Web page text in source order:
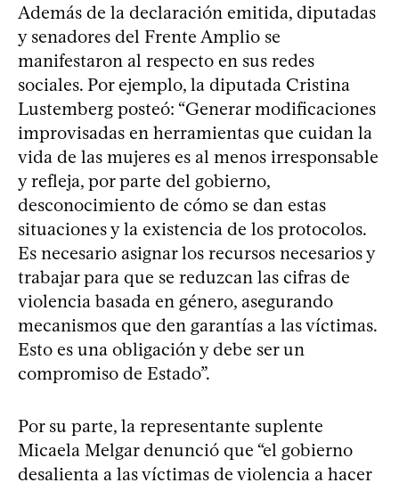
Además de la declaración emitida, diputadas
y senadores del Frente Amplio se
manifestaron al respecto en sus redes
sociales. Por ejemplo, la diputada Cristina
Lustemberg posteó: “Generar modificaciones
improvisadas en herramientas que cuidan la
vida de las mujeres es al menos irresponsable
y refleja, por parte del gobierno,
desconocimiento de cómo se dan estas
situaciones y la existencia de los protocolos.
Es necesario asignar los recursos necesarios y
trabajar para que se reduzcan las cifras de
violencia basada en género, asegurando
mecanismos que den garantías a las víctimas.
Esto es una obligación y debe ser un
compromiso de Estado”.
Por su parte, la representante suplente
Micaela Melgar denunció que “el gobierno
desalienta a las víctimas de violencia a hacer